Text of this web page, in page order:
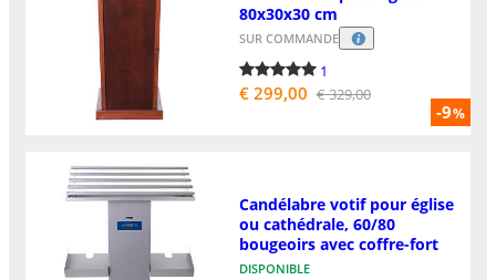
-9%
80x30x30 cm
SUR COMMANDE
1
€ 299,00 € 329,00
Candélabre votif pour église
ou cathédrale, 60/80
bougeoirs avec coffre-fort
DISPONIBLE